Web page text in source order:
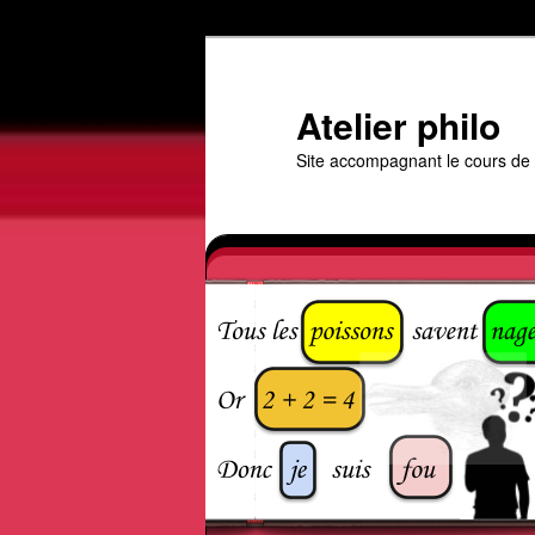
principal
Atelier philo
Site accompagnant le cours